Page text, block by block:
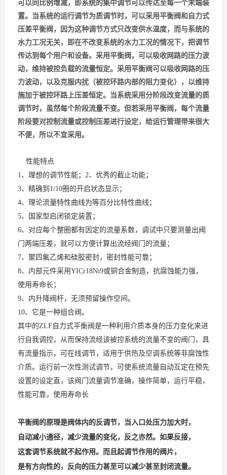
可以同比例增减，即系统的集中调节可以传达至每一个末端装
置。当系统的运行调节为质调节时，可以采用平衡阀和自力式
压差平衡阀，因为这种调节方式只改变供水温度，而与系统的
水力工况无关，即在不改变系统的水力工况的情况下，把调节
传达到每个用户和设备。采用平衡阀，可以吸收网路的压力波
动，维持被控负载的流量恒定。采用平衡阀可以吸收网路的压
力波动，以及克服内扰（被控环路内部的阻力变化），以维持
施加于被控环路上压差恒定。当系统采用分阶段改变流量的质
调节时，虽然每个阶段流量不变。但若采用平衡阀，每个流量
阶段要对控制流量或控制压差进行设定，给运行管理带来很大
不便，所以不宜采用。
性能特点
1、理想的调节性能；2、优秀的截止功能；
3、精确到1/10圈的开启状态显示；
4、理论流量特性曲线为等百分比特性曲线；
5、国家型启闭锁定装置；
6、对应每个整圈都有因定的流量系数，调试中只要测量出阀
门两端压差，就可以方便计算出流经阀门的流量；
7、聚四氟乙烯和硅胶密封，密封性能可靠；
8、内部元件采用YICr18Ni9或铜合金制造，抗腐蚀能力强，
使用寿命长；
9、内升降阀杆，无须预留操作空间。
10、它是一种组合阀。
其中的ZLF自力式平衡阀是一种利用介质本身的压力变化来进
行自我调控，从而保持流经该被控系统的流量不变的阀门，具
有流量指示，可在线调节，适用于供热及空调系统等非腐蚀性
介质。运行前一次性测试调节，可使系统流量自动互定在预先
设置的设定直，该阀门流量调节准确，操作简单，运行平稳，
性能可靠，使用寿命长
平衡阀的原理是阀体内的反调节，当入口处压力加大时，
自动减小通径，减少流量的变化，反之亦然。如果反接，
这套调节系统就不起作用。而且起调节作用的阀片，
是有方向性的，反向的压力甚至可以减少甚至封闭流量。